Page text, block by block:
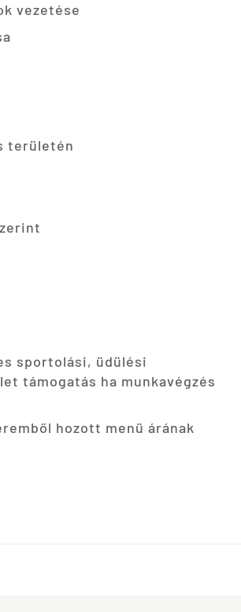
vezetése
területén
sportolási, üdülési
támogatás ha munkavégzés
hozott menü árának